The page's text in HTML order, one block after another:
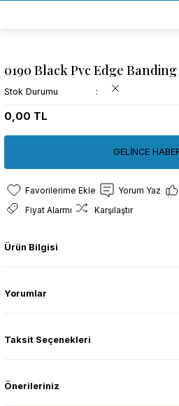
BÜTÜN
TÜRKİYE GENELİNDE 10.000
0190 Black Pvc Edge Banding
Stok Durumu
0,00 TL
GELİNCE
Yorum Yaz
Fiyat Alarmı
Karşılaştır
Ürün Bilgisi
Yorumlar
Taksit Seçenekleri
Önerileriniz